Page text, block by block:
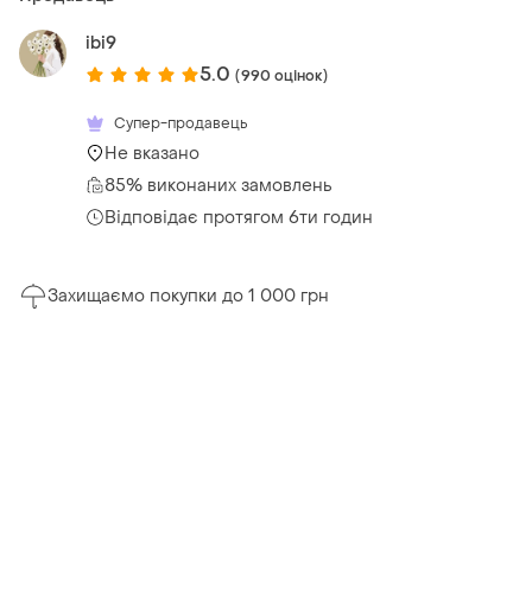
ibi9
5.0 (990 оцінок)
Супер-продавець
Не вказано
85% виконаних замовлень
Відповідає протягом 6ти годин
Захищаємо покупки до 1 000 грн